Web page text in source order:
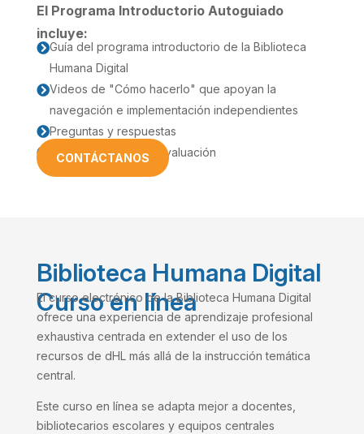
El Programa Introductorio Autoguiado
incluye:
Guía del programa introductorio de la Biblioteca
Humana Digital
Videos de "Cómo hacerlo" que apoyan la
navegación e implementación independientes
Preguntas y respuestas
 Retroalimentación y Evaluación
CONTÁCTANOS
Biblioteca Humana Digital
Curso en línea
El curso electrónico de la Biblioteca Humana Digital
ofrece una experiencia de aprendizaje profesional
exhaustiva centrada en extender el uso de los
recursos de dHL más allá de la instrucción temática
central.
Este curso en línea se adapta mejor a docentes,
bibliotecarios escolares y equipos centrales